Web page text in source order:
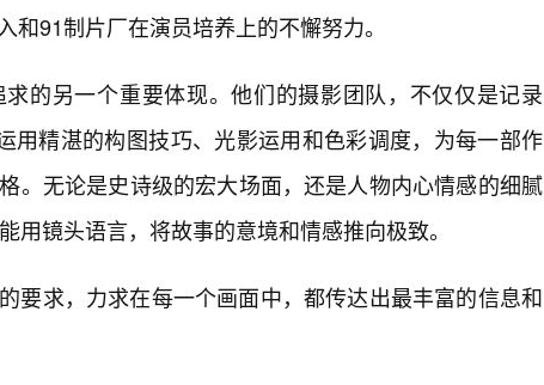
91制片厂在演员培养上的不懈努力。
的另一个重要体现。他们的摄影团队，不仅仅是记录
用精湛的构图技巧、光影运用和色彩调度，为每一部作
。无论是史诗级的宏大场面，还是人物内心情感的细腻
用镜头语言，将故事的意境和情感推向极致。
要求，力求在每一个画面中，都传达出最丰富的信息和